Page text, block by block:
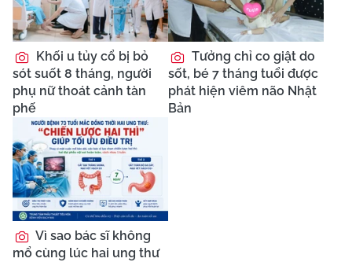
Khối u tủy cổ bị bỏ
sót suốt 8 tháng, người
phụ nữ thoát cảnh tàn
phế
Tưởng chỉ co giật do
sốt, bé 7 tháng tuổi được
phát hiện viêm não Nhật
Bản
Vì sao bác sĩ không
mổ cùng lúc hai ung thư